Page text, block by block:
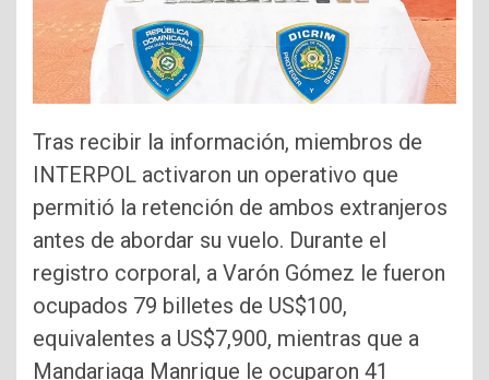
Tras recibir la información, miembros de
INTERPOL activaron un operativo que
permitió la retención de ambos extranjeros
antes de abordar su vuelo. Durante el
registro corporal, a Varón Gómez le fueron
ocupados 79 billetes de US$100,
equivalentes a US$7,900, mientras que a
Mandariaga Manrique le ocuparon 41